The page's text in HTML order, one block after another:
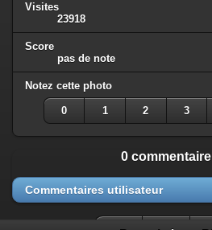
Visites
23918
Score
pas de note
Notez cette photo
0 1 2 3
0 commentaire
Commentaires utilisateur